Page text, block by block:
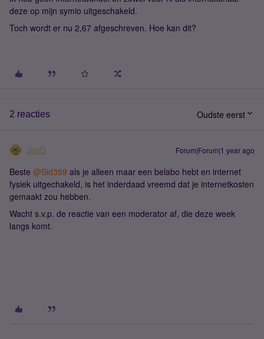
deze op mijn symio uitgeschakeld.
Toch wordt er nu 2,67 afgeschreven. Hoe kan dit?
2 reacties Oudste eerst
JanD Forum|Forum|1 year ago
Beste ​ @Sid359 als je alleen maar een belabo hebt en internet
fysiek uitgechakeld, is het inderdaad vreemd dat je internetkosten
gemaakt zou hebben.
Wacht s.v.p. de reactie van een moderator af, die deze week
langs komt.